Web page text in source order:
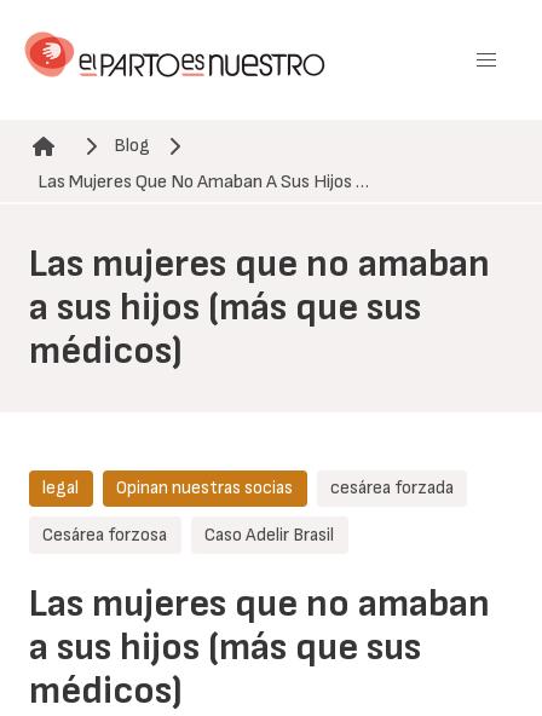
contenido
Ruta de navegación
Blog
Las Mujeres Que No Amaban A Sus Hijos …
Las mujeres que no amaban
a sus hijos (más que sus
médicos)
Las mujeres que no amaban
a sus hijos (más que sus
médicos)
legal Opinan nuestras socias cesárea forzada
Cesárea forzosa Caso Adelir Brasil